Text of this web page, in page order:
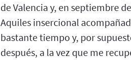
de Valencia y, en septiembre
Aquiles insercional
bastante tiempo y, por
después, a la vez que me